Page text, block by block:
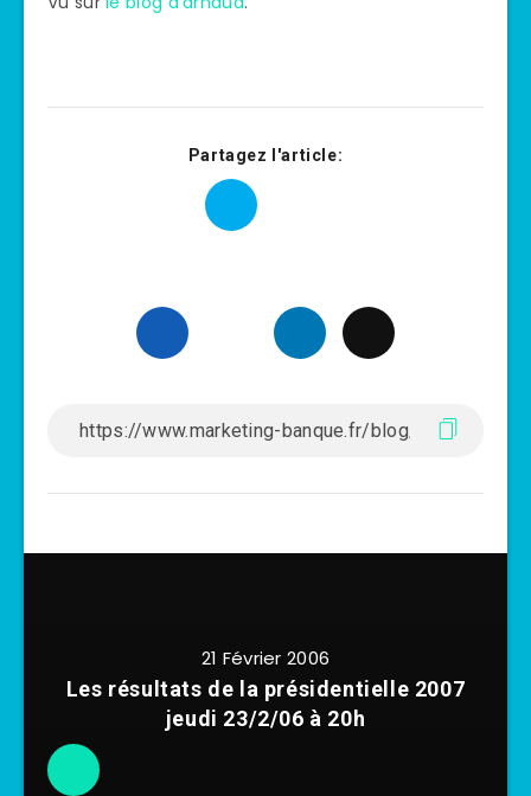
Partagez l'article:
21 Février 2006
Les résultats de la présidentielle 2007
jeudi 23/2/06 à 20h